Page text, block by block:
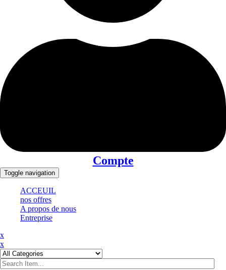
Compte
Toggle navigation
ACCEUIL
nos offres
A propos de nous
Entreprise
x
x